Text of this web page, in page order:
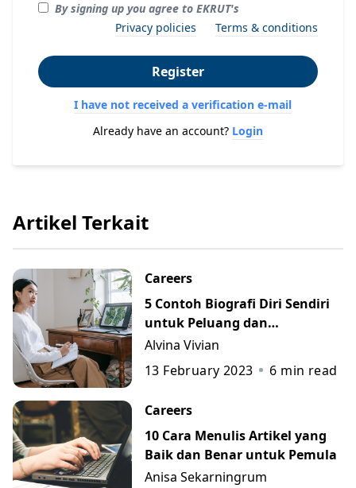
By signing up you agree to EKRUT's
Privacy policies
Terms & conditions
Register
I have not received a verification e-mail
Already have an account? Login
Artikel Terkait
Careers
5 Contoh Biografi Diri Sendiri
untuk Peluang dan
Perkembangan Karier
Alvina Vivian
13 February 2023
6 min read
Careers
10 Cara Menulis Artikel yang
Baik dan Benar untuk Pemula
Anisa Sekarningrum